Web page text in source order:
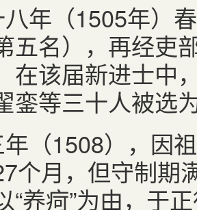
年（1505年）
五名），再经
在该届新进士中
銮等三十人被选
（1508），因
个月，但守制期
“养疴”为由，于